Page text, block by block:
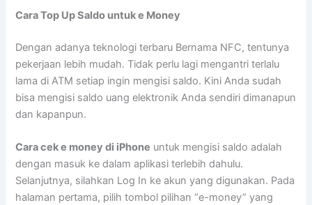
Cara Top Up Saldo untuk e Money
Dengan adanya teknologi terbaru Bernama NFC, tentunya
pekerjaan lebih mudah. Tidak perlu lagi mengantri terlalu
lama di ATM setiap ingin mengisi saldo. Kini Anda sudah
bisa mengisi saldo uang elektronik Anda sendiri dimanapun
dan kapanpun.
Cara cek e money di iPhone untuk mengisi saldo adalah
dengan masuk ke dalam aplikasi terlebih dahulu.
Selanjutnya, silahkan Log In ke akun yang digunakan. Pada
halaman pertama, pilih tombol pilihan “e-money” yang